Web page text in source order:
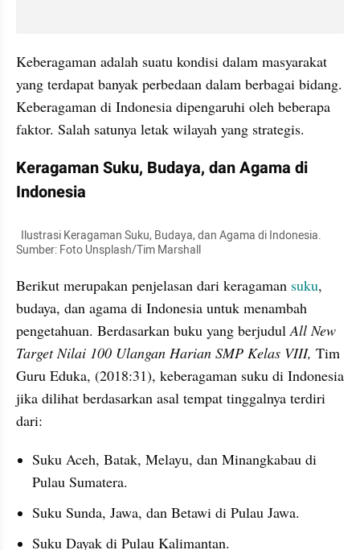
Keberagaman adalah suatu kondisi dalam masyarakat
yang terdapat banyak perbedaan dalam berbagai bidang.
Keberagaman di Indonesia dipengaruhi oleh beberapa
faktor. Salah satunya letak wilayah yang strategis.
Keragaman Suku, Budaya, dan Agama di
Indonesia
Sumber: Foto Unsplash/Tim Marshall
Berikut merupakan penjelasan dari keragaman suku,
budaya, dan agama di Indonesia untuk menambah
pengetahuan. Berdasarkan buku yang berjudul All New
Target Nilai 100 Ulangan Harian SMP Kelas VIII, Tim
Guru Eduka, (2018:31), keberagaman suku di Indonesia
jika dilihat berdasarkan asal tempat tinggalnya terdiri
dari:
Suku Aceh, Batak, Melayu, dan Minangkabau di
Pulau Sumatera.
Suku Sunda, Jawa, dan Betawi di Pulau Jawa.
Suku Dayak di Pulau Kalimantan.